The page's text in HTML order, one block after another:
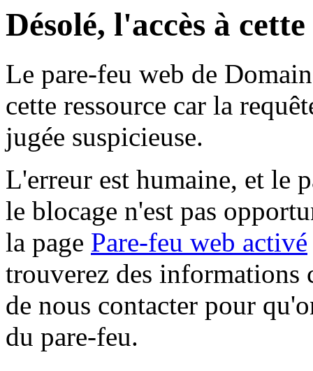
Désolé, l'accès à
Le pare-feu web de
cette ressource car la
jugée suspicieuse.
L'erreur est humaine, et le
le blocage n'est pas
la page Pare-feu web activé
trouverez des informations
de nous contacter pour
du pare-feu.